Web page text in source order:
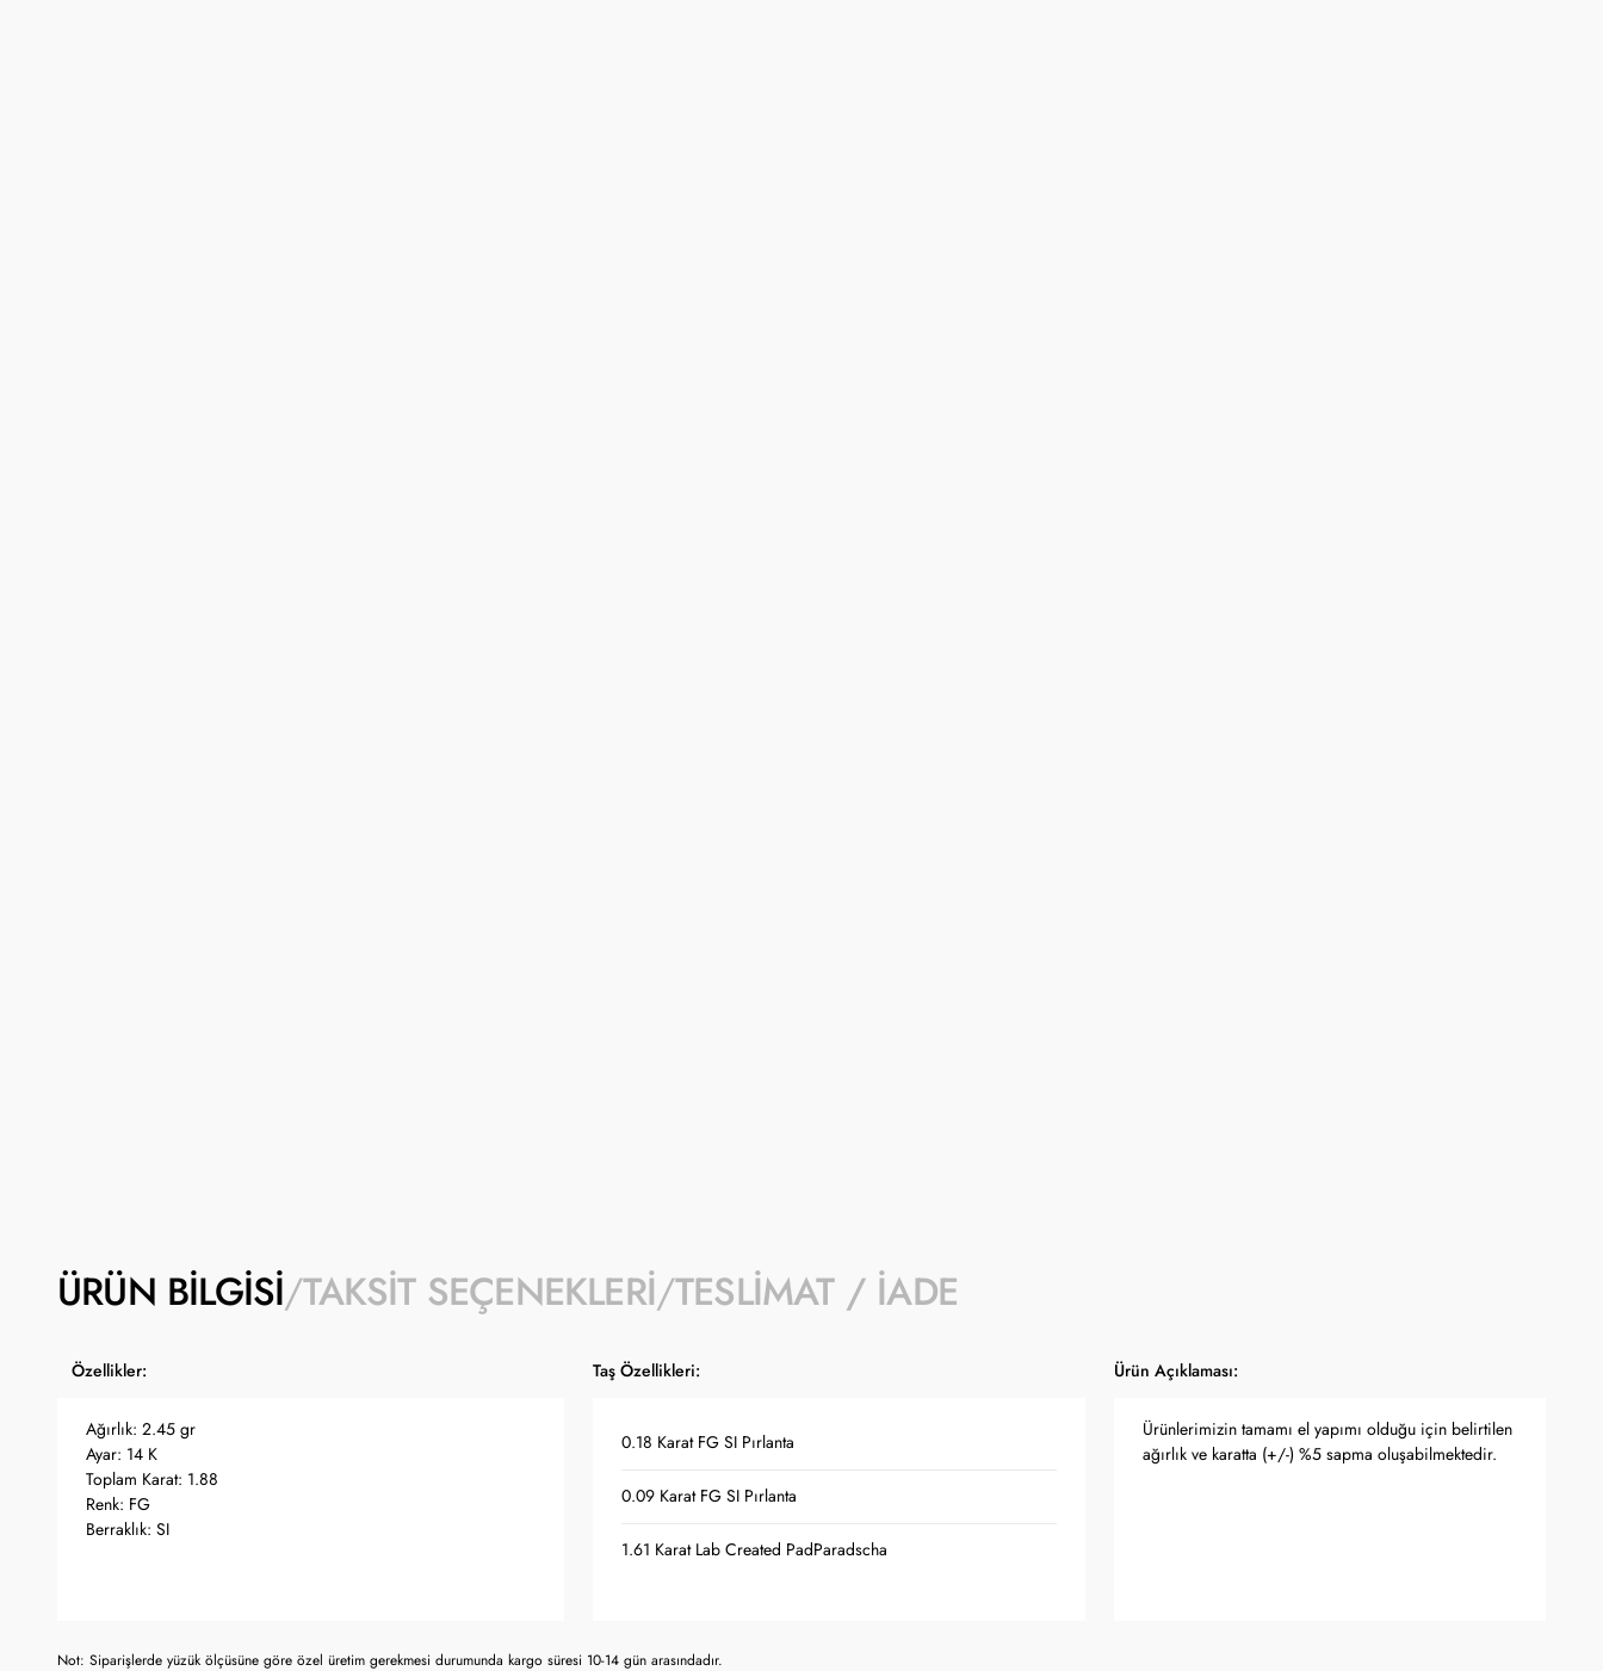
ÜRÜN BILGISI TAKSIT SEÇENEKLERI TESLIMAT / İADE
Özellikler: Taş Özellikleri: Ürün Açıklaması:
Ağırlık: 2.45 gr
Ayar: 14 K
Toplam Karat: 1.88
Renk: FG
Berraklık: SI
0.18 Karat FG SI Pırlanta
0.09 Karat FG SI Pırlanta
1.61 Karat Lab Created PadParadscha
Ürünlerimizin tamamı el yapımı olduğu için belirtilen
ağırlık ve karatta (+/-) %5 sapma oluşabilmektedir.
Not: Siparişlerde yüzük ölçüsüne göre özel üretim gerekmesi durumunda kargo süresi 10-14 gün arasındadır.